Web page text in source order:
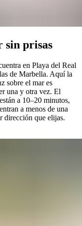
en Playa del Real
de Marbella. Aquí la
sobre el mar es
una y otra vez. El
a 10–20 minutos,
a menos de una